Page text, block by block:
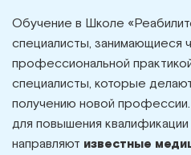
Обучение в Школе
специалисты, занимающиеся
профессиональной
специалисты, которые
получению новой
для повышения
направляют известные